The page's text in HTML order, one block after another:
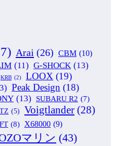
Arai (26) CBM (10)
(11) G-SHOCK (13)
KRB (2) LOOX (19)
Peak Design (18)
(13) SUBARU R2 (7)
(5) Voigtlander (28)
(8) X68000 (9)
マリン (43)